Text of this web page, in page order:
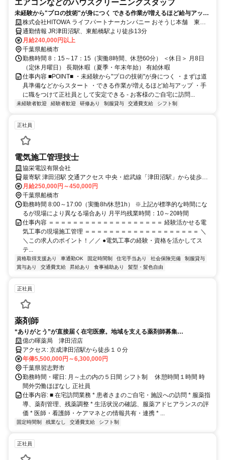
エアコンなどのハウスクリーニングスタッフ
未経験から"プロの技術"が身につく できる作業が増えるほど給与アップ
◎ 株式会社HITOWA ライフパートナーカンパニー おそうじ本舗 東船
橋店
通勤情報 JR津田沼駅、東船橋駅より徒歩13分
月給240,000円以上
千葉県船橋市
勤務時間 8：15～17：15（実働8時間、休憩60分） ＜休日＞ 月8日
（定休月曜日） 長期休暇（夏季・年末年始） 有給休暇
仕事内容 ■POINT■ ・未経験から"プロの技術"が身につく ・まずは道
具準備などからスタート ・できる作業が増えるほど給与アップ ・手
に職をつけて正社員として安定できる - お客様のご自宅に訪問...
未経験者歓迎 経験者歓迎 研修あり 制服貸与 交通費支給 シフト制
正社員
電気施工管理技士
協栄電設有限会社
最寄駅 津田沼駅 交通アクセス 中央・総武線「津田沼駅」から徒歩で
7分 車通勤可
月給250,000円～450,000円
千葉県船橋市
勤務時間 8:00～17:00（実働8h/休憩1h） ※上記が標準的な時間にな
るが現場により異なる場合あり 月平均残業時間：10～20時間
仕事内容 ＝＝＝＝＝＝＝＝＝＝＝＝＝＝＝＝＝＝＝ 経験活かせる電
気工事の現場施工管理 ＝＝＝＝＝＝＝＝＝＝＝＝＝＝＝＝＝＝＝ ＼
＼この求人のポイント！／／ ●電気工事の経験・資格を活かしてス
テ...
資格取得支援あり 車通勤OK 固定時間制 住宅手当あり 社会保険完備
制服貸与
賞与あり
交通費支給 昇給あり 食事補助あり 髪型・髪色自由
正社員
薬剤師
“ありがとう”が直接届く在宅医療。地域を支える薬剤師募集
okunokagayaki.jp
億の暉薬局 津田沼店
アクセス: 京成津田沼駅から徒歩１０分
年俸5,500,000円～6,300,000円
千葉県習志野市
勤務時間・曜日: 月～土の内の５日間 シフト制 休憩時間１時間 時
間外労働ほぼなし 正社員
仕事内容: ■ 在宅訪問業務 * 患者さまのご自宅・施設への訪問 * 服薬指
導、薬剤管理、残薬調整 * 生活状況の確認、服薬アドヒアランスの評
価 * 医師・看護師・ケアマネとの情報共有・連携 * ...
固定時間制 残業なし 交通費支給 シフト制
正社員